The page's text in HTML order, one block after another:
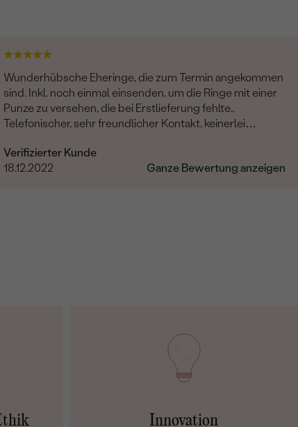
Wunderhübsche Eheringe, die zum Termin angekommen
sind. Inkl. noch einmal einsenden, um die Ringe mit einer
Punze zu versehen, die bei Erstlieferung fehlte..
Telefonischer, sehr freundlicher Kontakt, keinerlei
Hochzeit rundum gelungen, das Brautpaar glücklich.
Vielen lieben Dank auch noch Mal an dieser Stelle.
Verifizierter Kunde
18.12.2022
Ganze Bewertung anzeigen
Innovation